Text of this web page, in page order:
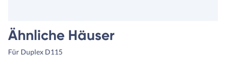
Ähnliche Häuser
Für Duplex D115